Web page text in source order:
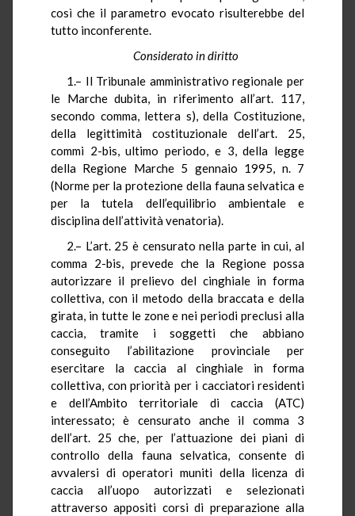
così che il parametro evocato risulterebbe del
tutto inconferente.
Considerato in diritto
1.– Il Tribunale amministrativo regionale per
le Marche dubita, in riferimento all’art. 117,
secondo comma, lettera s), della Costituzione,
della legittimità costituzionale dell’art. 25,
commi 2-bis, ultimo periodo, e 3, della legge
della Regione Marche 5 gennaio 1995, n. 7
(Norme per la protezione della fauna selvatica e
per la tutela dell’equilibrio ambientale e
disciplina dell’attività venatoria).
2.– L’art. 25 è censurato nella parte in cui, al
comma 2-bis, prevede che la Regione possa
autorizzare il prelievo del cinghiale in forma
collettiva, con il metodo della braccata e della
girata, in tutte le zone e nei periodi preclusi alla
caccia, tramite i soggetti che abbiano
conseguito l’abilitazione provinciale per
esercitare la caccia al cinghiale in forma
collettiva, con priorità per i cacciatori residenti
e dell’Ambito territoriale di caccia (ATC)
interessato; è censurato anche il comma 3
dell’art. 25 che, per l’attuazione dei piani di
controllo della fauna selvatica, consente di
avvalersi di operatori muniti della licenza di
caccia all’uopo autorizzati e selezionati
attraverso appositi corsi di preparazione alla